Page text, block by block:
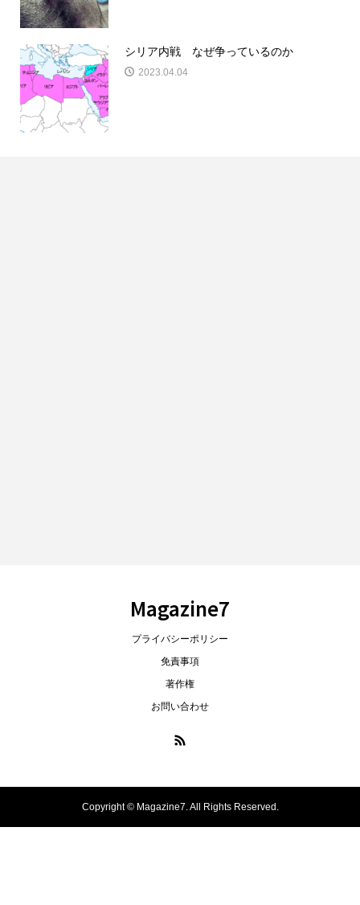
シリア内戦 なぜ争っているのか
2023.04.04
Magazine7
プライバシーポリシー
免責事項
著作権
お問い合わせ
Copyright ©Magazine7. All Rights Reserved.